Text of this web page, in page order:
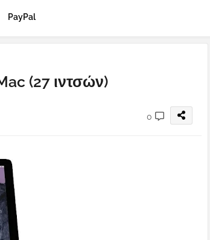
PayPal
(27 ιντσών)
0